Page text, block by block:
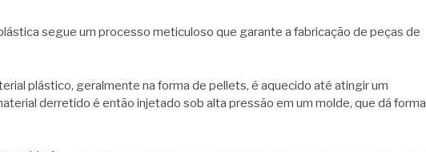
segue um processo meticuloso que garante a fabricação de peças de
plástico, geralmente na forma de pellets, é aquecido até atingir um
derretido é então injetado sob alta pressão em um molde, que dá forma